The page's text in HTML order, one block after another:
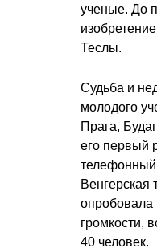
ученые. До
Теслы.
Судьба и
молодого
Прага,
его первый
телефонный
Венгерская
опробовала
громкости,
40 человек.